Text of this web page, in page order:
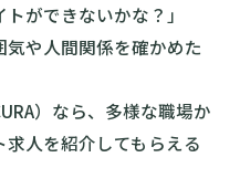
ができないかな？」
気や人間関係を確かめた
）なら、多様な職場か
人を紹介してもらえる